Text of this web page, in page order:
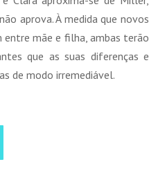
aprova. À medida que novos
entre mãe e filha, ambas terão
que as suas diferenças e
de modo irremediável.